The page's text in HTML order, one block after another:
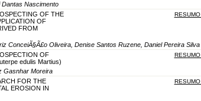
Dantas Nascimento
OF THE
OF
FROM
RESUMO
ConceiÃ§Ã£o Oliveira, Denise Santos Ruzene, Daniel Pereira Silva
OF
edulis Martius)
RESUMO
Gasnhar Moreira
FOR THE
EROSION IN
RESUMO